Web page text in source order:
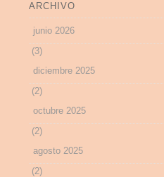
ARCHIVO
junio 2026
(3)
diciembre 2025
(2)
octubre 2025
(2)
agosto 2025
(2)